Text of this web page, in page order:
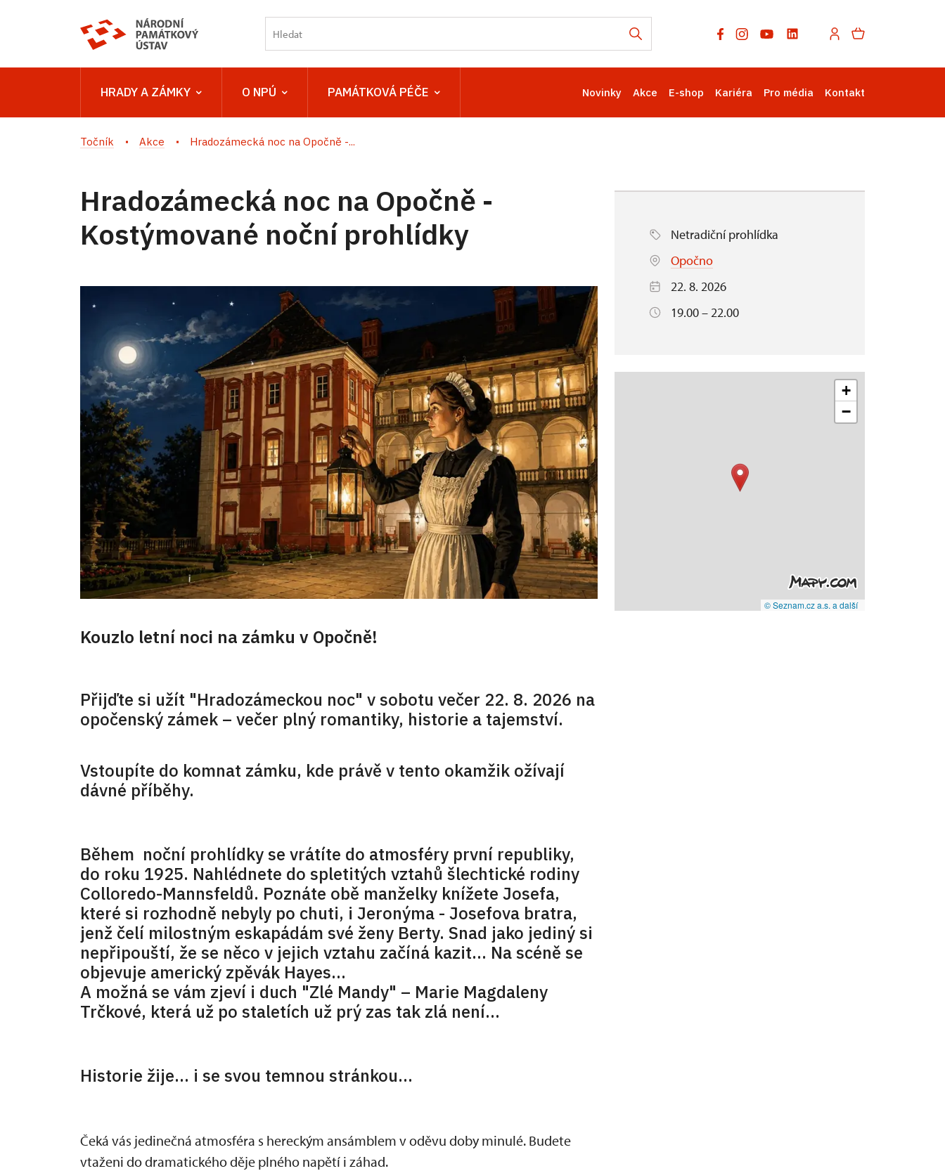
HRADY A ZÁMKY O NPÚ PAMÁTKOVÁ PÉČE Novinky Akce E-shop Kariéra Pro média Kontakt
Točník Akce Hradozámecká noc na Opočně -...
Hradozámecká noc na Opočně -
Kostýmované noční prohlídky
Kouzlo letní noci na zámku v Opočně!
Přijďte si užít "Hradozámeckou noc" v sobotu večer 22. 8. 2026 na
opočenský zámek – večer plný romantiky, historie a tajemství.
Vstoupíte do komnat zámku, kde právě v tento okamžik ožívají
dávné příběhy.
Během noční prohlídky se vrátíte do atmosféry první republiky,
do roku 1925. Nahlédnete do spletitých vztahů šlechtické rodiny
Colloredo-Mannsfeldů. Poznáte obě manželky knížete Josefa,
které si rozhodně nebyly po chuti, i Jeronýma - Josefova bratra,
jenž čelí milostným eskapádám své ženy Berty. Snad jako jediný si
nepřipouští, že se něco v jejich vztahu začíná kazit... Na scéně se
objevuje americký zpěvák Hayes...
A možná se vám zjeví i duch "Zlé Mandy" – Marie Magdaleny
Trčkové, která už po staletích už prý zas tak zlá není…
Historie žije... i se svou temnou stránkou...
Čeká vás jedinečná atmosféra s hereckým ansámblem v oděvu doby minulé. Budete
vtaženi do dramatického děje plného napětí i záhad.
Netradiční prohlídka
Opočno
22. 8. 2026
19.00 – 22.00
+
−
© Seznam.cz a.s. a další